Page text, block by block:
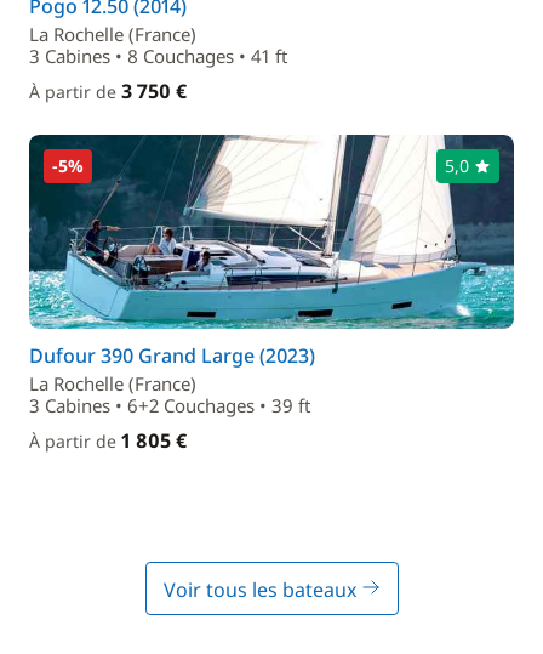
Pogo 12.50 (2014)
La Rochelle (France)
3 Cabines • 8 Couchages • 41 ft
À partir de 3 750 €
-5% 5,0
Dufour 390 Grand Large (2023)
La Rochelle (France)
3 Cabines • 6+2 Couchages • 39 ft
À partir de 1 805 €
Voir tous les bateaux